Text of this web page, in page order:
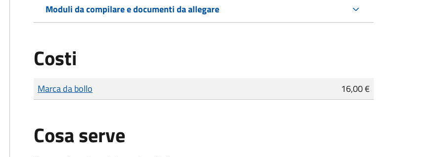
Moduli da compilare e documenti da allegare
Costi
Tipo di pagamento
Importo
Marca da bollo 16,00 €
Cosa serve